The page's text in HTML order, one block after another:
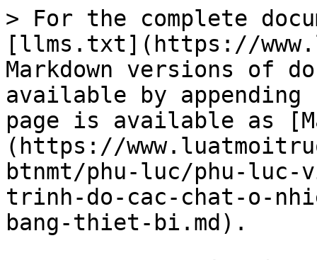
> For the complete
[llms.txt](https://
Markdown versions of
available by
page is available as
(https://
btnmt/phu-luc/phu-
trinh-do-cac-chat-o-
bang-thiet-bi.md).